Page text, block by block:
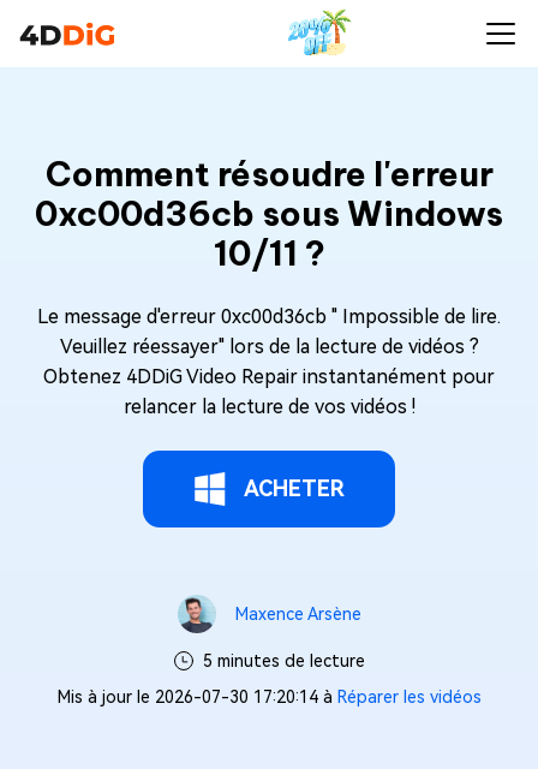
Comment résoudre l'erreur
0xc00d36cb sous Windows
10/11 ?
Le message d'erreur 0xc00d36cb " Impossible de lire.
Veuillez réessayer" lors de la lecture de vidéos ?
Obtenez 4DDiG Video Repair instantanément pour
relancer la lecture de vos vidéos !
ACHETER
Maxence Arsène
5 minutes de lecture
Mis à jour le 2026-07-30 17:20:14 à Réparer les vidéos